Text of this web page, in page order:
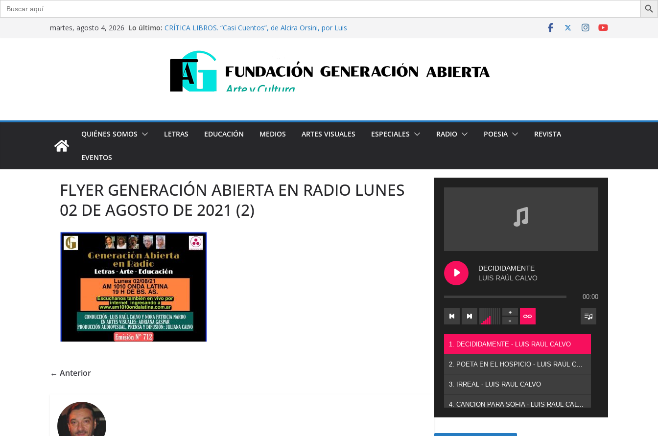
Buscar:
martes, agosto 4, 2026 Lo último: CRÍTICA LIBROS. “Casi Cuentos”, de Alcira Orsini, por Luis
Generación Abierta en Radio: Emisión N° 972, Lunes 03 de
Agosto de 2026
“Crónicas Barriales”, Emisión N°175, Sábado 01 de Agosto de
QUIÉNES SOMOS LETRAS EDUCACIÓN MEDIOS ARTES VISUALES ESPECIALES RADIO POESIA REVISTA
EVENTOS
FLYER GENERACIÓN ABIERTA EN RADIO LUNES
02 DE AGOSTO DE 2021 (2)
← Anterior
DECIDIDAMENTE
LUIS RAÚL CALVO
00:00
1. DECIDIDAMENTE - LUIS RAÚL CALVO
2. POETA EN EL HOSPICIO - LUIS RAÚL CALVO
3. IRREAL - LUIS RAÚL CALVO